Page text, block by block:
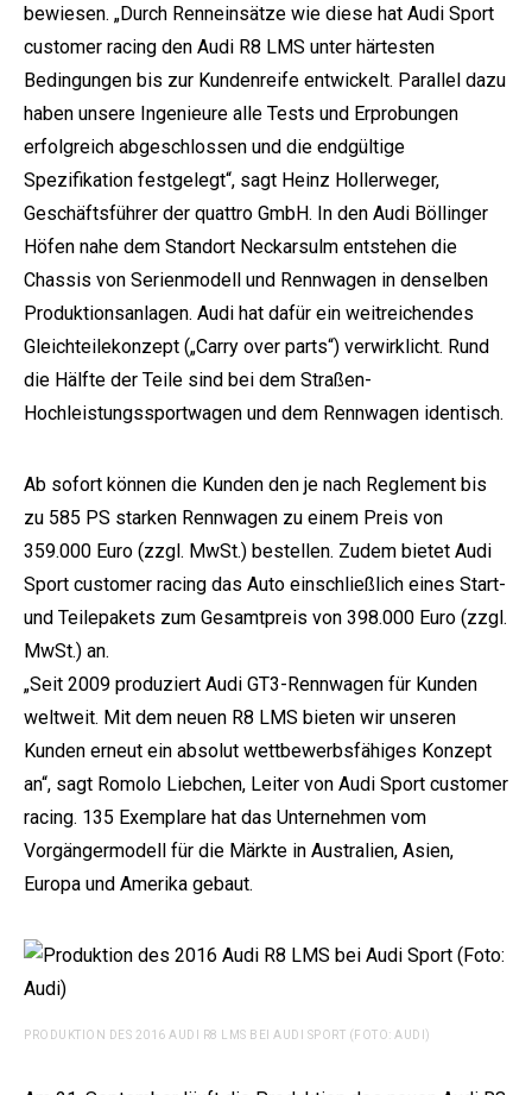
bewiesen. „Durch Renneinsätze wie diese hat Audi Sport
customer racing den Audi R8 LMS unter härtesten
Bedingungen bis zur Kundenreife entwickelt. Parallel dazu
haben unsere Ingenieure alle Tests und Erprobungen
erfolgreich abgeschlossen und die endgültige
Spezifikation festgelegt“, sagt Heinz Hollerweger,
Geschäftsführer der quattro GmbH. In den Audi Böllinger
Höfen nahe dem Standort Neckarsulm entstehen die
Chassis von Serienmodell und Rennwagen in denselben
Produktionsanlagen. Audi hat dafür ein weitreichendes
Gleichteilekonzept („Carry over parts“) verwirklicht. Rund
die Hälfte der Teile sind bei dem Straßen-
Hochleistungssportwagen und dem Rennwagen identisch.
Ab sofort können die Kunden den je nach Reglement bis
zu 585 PS starken Rennwagen zu einem Preis von
359.000 Euro (zzgl. MwSt.) bestellen. Zudem bietet Audi
Sport customer racing das Auto einschließlich eines Start-
und Teilepakets zum Gesamtpreis von 398.000 Euro (zzgl.
MwSt.) an.
„Seit 2009 produziert Audi GT3-Rennwagen für Kunden
weltweit. Mit dem neuen R8 LMS bieten wir unseren
Kunden erneut ein absolut wettbewerbsfähiges Konzept
an“, sagt Romolo Liebchen, Leiter von Audi Sport customer
racing. 135 Exemplare hat das Unternehmen vom
Vorgängermodell für die Märkte in Australien, Asien,
Europa und Amerika gebaut.
PRODUKTION DES 2016 AUDI R8 LMS BEI AUDI SPORT (FOTO: AUDI)